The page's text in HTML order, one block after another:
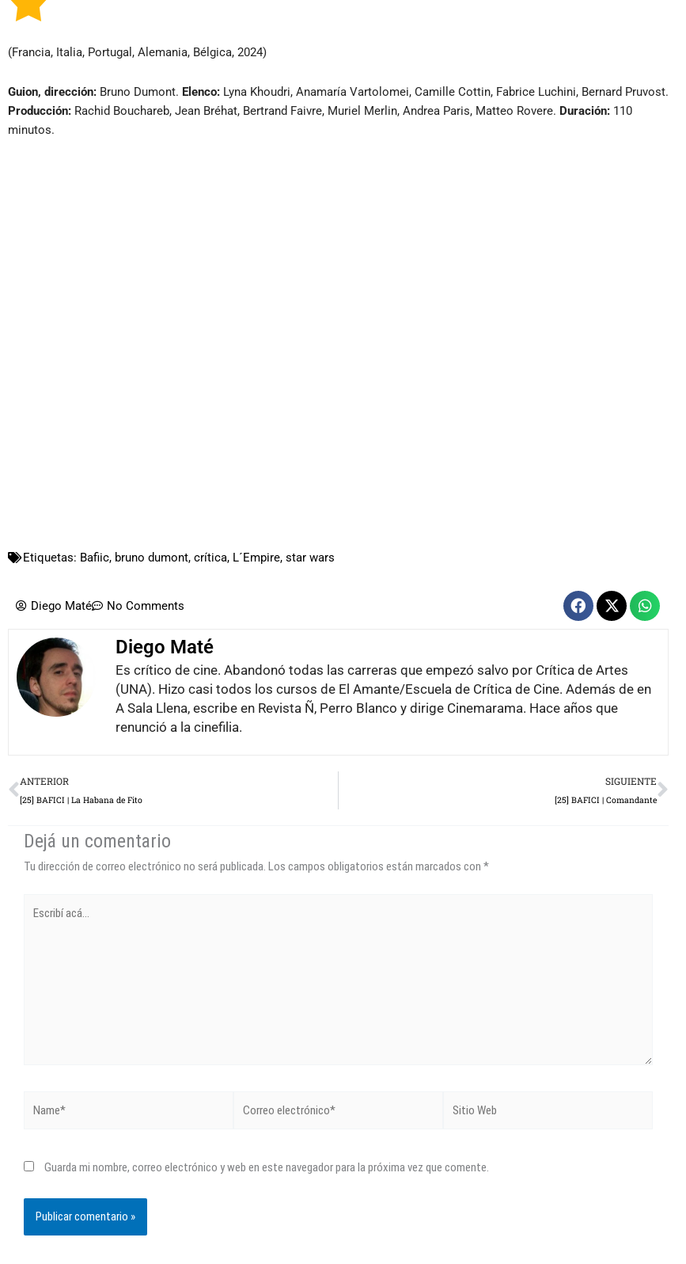
(Francia, Italia, Portugal, Alemania, Bélgica, 2024)
Guion, dirección: Bruno Dumont. Elenco: Lyna Khoudri, Anamaría Vartolomei, Camille Cottin, Fabrice Luchini, Bernard Pruvost.
Producción: Rachid Bouchareb, Jean Bréhat, Bertrand Faivre, Muriel Merlin, Andrea Paris, Matteo Rovere. Duración: 110
minutos.
Etiquetas: Bafiic, bruno dumont, crítica, L´Empire, star wars
Diego Maté No Comments
Diego Maté
Es crítico de cine. Abandonó todas las carreras que empezó salvo por Crítica de Artes
(UNA). Hizo casi todos los cursos de El Amante/Escuela de Crítica de Cine. Además de en
A Sala Llena, escribe en Revista Ñ, Perro Blanco y dirige Cinemarama. Hace años que
renunció a la cinefilia.
Prev
ANTERIOR
[25] BAFICI | La Habana de Fito
SIGUIENTE
[25] BAFICI | Comandante
Next
Dejá un comentario
Tu dirección de correo electrónico no será publicada. Los campos obligatorios están marcados con *
acá...
electrónico*
Web
Guarda mi nombre, correo electrónico y web en este navegador para la próxima vez que comente.